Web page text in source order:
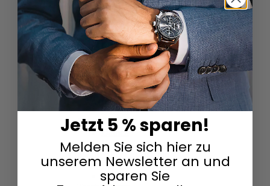
Damen
Herren
Skelettuhren
Damen
Herren
Smartwatches
Damen
Herren
Solaruhren
Herren
Damen
Sportuhren
Damen
Herren
Swarovski & Edelsteine
Damen
Herren
Jetzt 5 % sparen!
Melden Sie sich hier zu
unserem Newsletter an und
sparen Sie